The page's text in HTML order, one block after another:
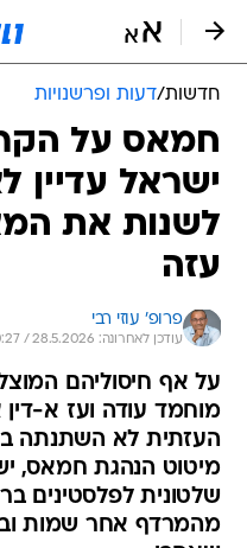
חדשות/דעות ופרשנויות
חמאס על
ישראל עדיין
לשנות את
עזה
פרופ' עוזי רבי
עודכן לאחרונה: 28.5.2026 / 10:27
על אף חיסוליהם
מוחמד עודה ועז א-
העזתית לא השתנתה
מיטוט הנהגת חמאס,
שלטונית לפלסטינים
מהמרדף אחר שמות